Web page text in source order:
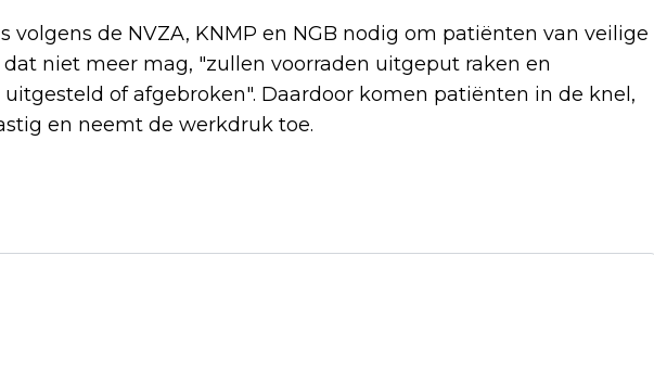
volgens de NVZA, KNMP en NGB nodig om patiënten van veilige
niet meer mag, "zullen voorraden uitgeput raken en
of afgebroken". Daardoor komen patiënten in de knel,
en neemt de werkdruk toe.
VRT
NVZA: VERBOD DOORLEVEREN